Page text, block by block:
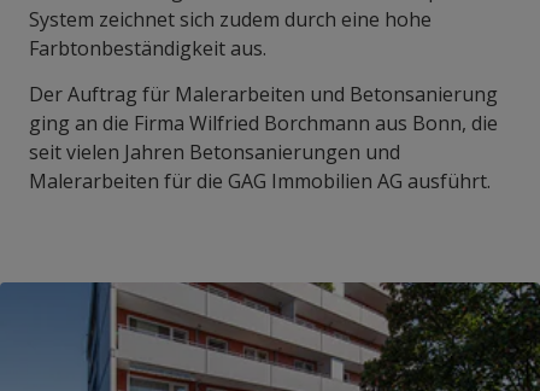
System zeichnet sich zudem durch eine hohe
Farbtonbeständigkeit aus.
Der Auftrag für Malerarbeiten und Betonsanierung
ging an die Firma Wilfried Borchmann aus Bonn, die
seit vielen Jahren Betonsanierungen und
Malerarbeiten für die GAG Immobilien AG ausführt.